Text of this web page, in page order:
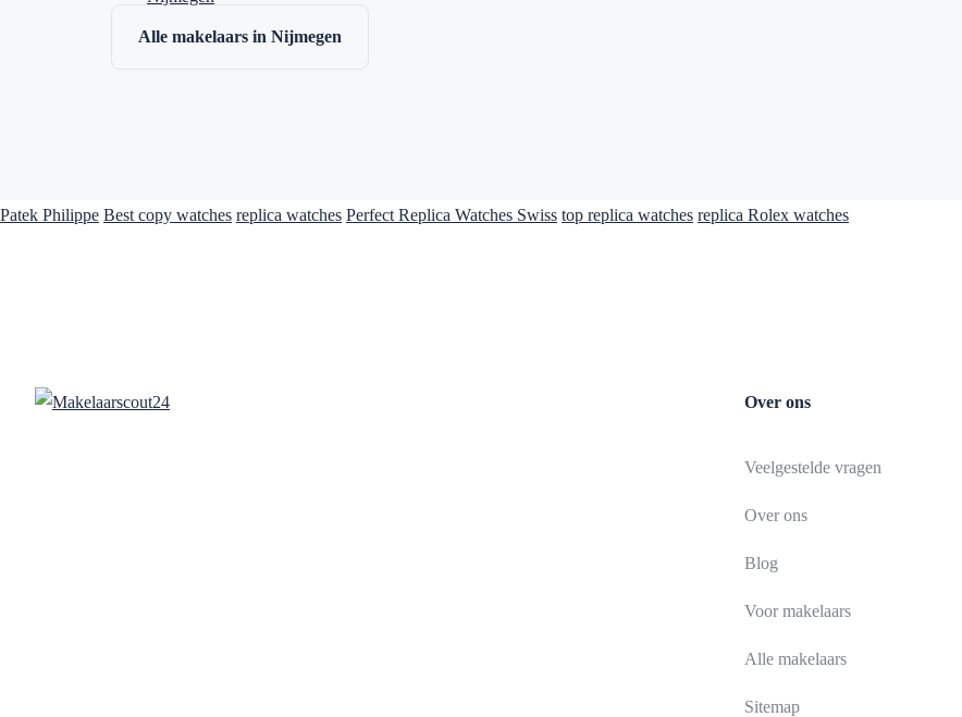
Alle makelaars in Nijmegen
Patek Philippe Best copy watches replica watches Perfect Replica Watches Swiss top replica watches replica Rolex watches
Over ons
Veelgestelde vragen
Over ons
Blog
Voor makelaars
Alle makelaars
Sitemap